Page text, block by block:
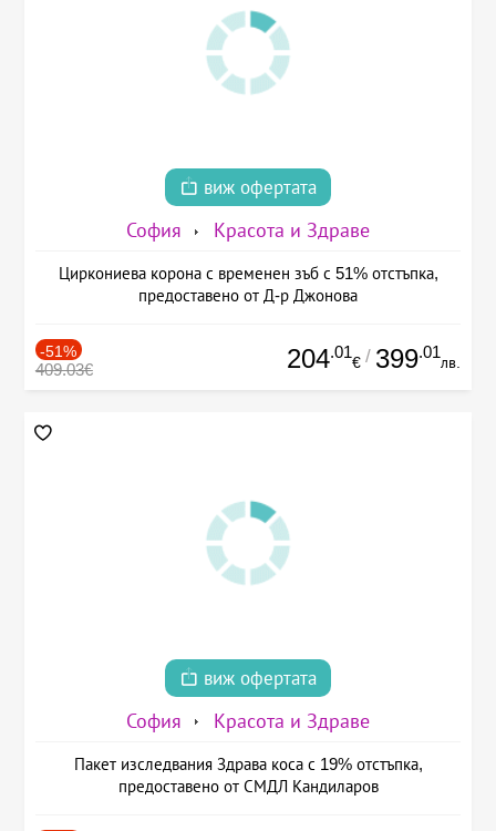
виж офертата
София Красота и Здраве
Циркониева корона с временен зъб с 51% отстъпка,
предоставено от Д-р Джонова
-51%
409.03€ 204.01
€ / 399.01
лв.
виж офертата
София Красота и Здраве
Пакет изследвания Здрава коса с 19% отстъпка,
предоставено от СМДЛ Кандиларов